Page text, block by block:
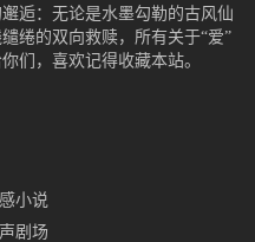
逅：无论是水墨勾勒的古风仙
绻的双向救赎，所有关于“爱”
们，喜欢记得收藏本站。
小说
剧场